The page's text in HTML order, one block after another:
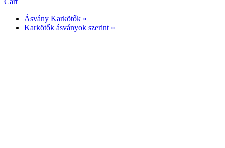
Ásvány Karkötők »
Karkötők ásványok szerint »